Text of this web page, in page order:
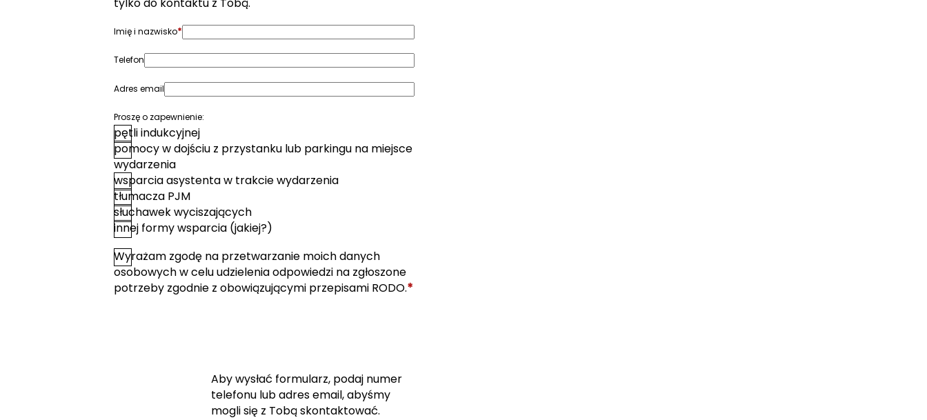
Imię i nazwisko*
Telefon
Adres email
Proszę o zapewnienie:
pętli indukcyjnej
pomocy w dojściu z przystanku lub parkingu na miejsce
wydarzenia
wsparcia asystenta w trakcie wydarzenia
tłumacza PJM
słuchawek wyciszających
innej formy wsparcia (jakiej?)
Zgoda*
Wyrażam zgodę na przetwarzanie moich danych
osobowych w celu udzielenia odpowiedzi na zgłoszone
potrzeby zgodnie z obowiązującymi przepisami RODO.*
Aby wysłać formularz, podaj numer
telefonu lub adres email, abyśmy
mogli się z Tobą skontaktować.